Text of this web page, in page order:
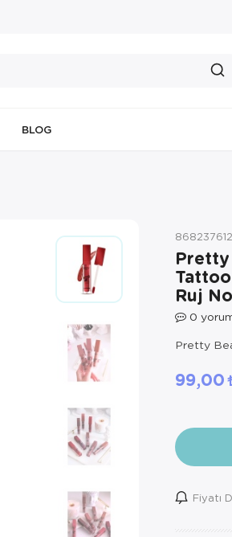
BLOG
Pretty
Ruj
0
Pretty
99,00
Fiyatı